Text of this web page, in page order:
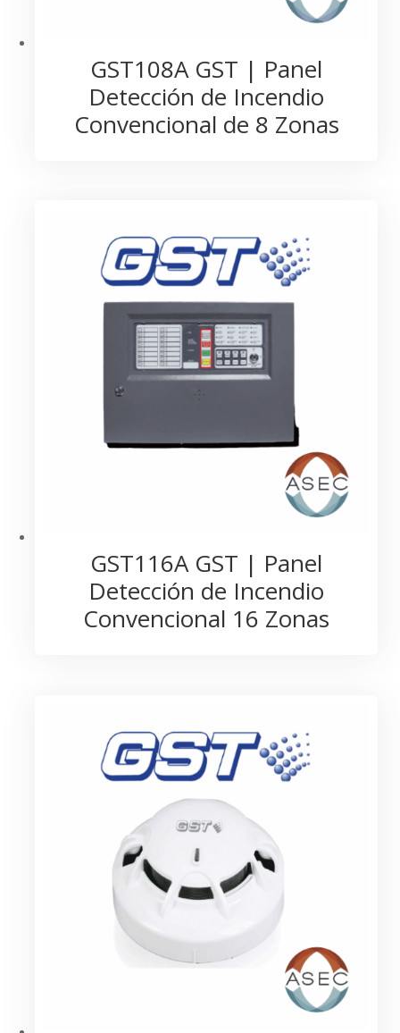
GST108A GST | Panel
Detección de Incendio
Convencional de 8 Zonas
GST116A GST | Panel
Detección de Incendio
Convencional 16 Zonas